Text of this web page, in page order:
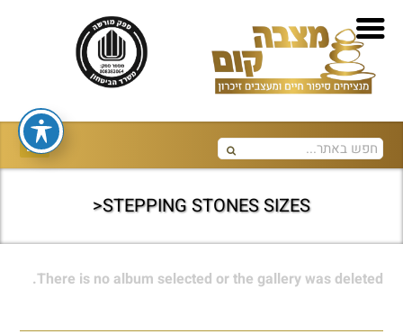
STEPPING STONES SIZES<
There is no album selected or the gallery was deleted.